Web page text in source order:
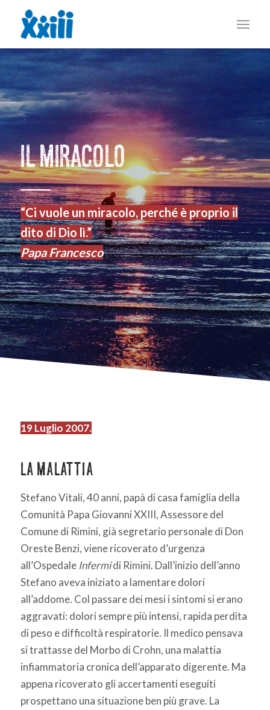
Il Miracolo
“Ci vuole un miracolo, perché è proprio il
dito di Dio lì.”
Papa Francesco
19 Luglio 2007.
La malattia
Stefano Vitali, 40 anni, papà di casa famiglia della
Comunità Papa Giovanni XXIII, Assessore del
Comune di Rimini, già segretario personale di Don
Oreste Benzi, viene ricoverato d’urgenza
all’Ospedale Infermidi Rimini. Dall’inizio dell’anno
Stefano aveva iniziato a lamentare dolori
all’addome. Col passare dei mesi i sintomi si erano
aggravati: dolori sempre più intensi, rapida perdita
di peso e difficoltà respiratorie. Il medico pensava
si trattasse del Morbo di Crohn, una malattia
infiammatoria cronica dell’apparato digerente. Ma
appena ricoverato gli accertamenti eseguiti
prospettano una situazione ben più grave. La